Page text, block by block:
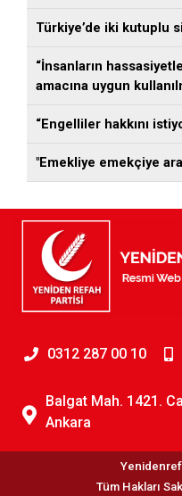
Türkiye’de iki kutuplu
“İnsanların
amacına uygun
“Engelliler hakkını
"Emekliye emekçiye
0312 287 00 10
Balgat Mah. 1421.
Ankara
Tüm Hakları